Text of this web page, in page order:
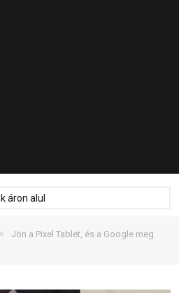
áron alul
»
Jön a Pixel Tablet, és a Google meg